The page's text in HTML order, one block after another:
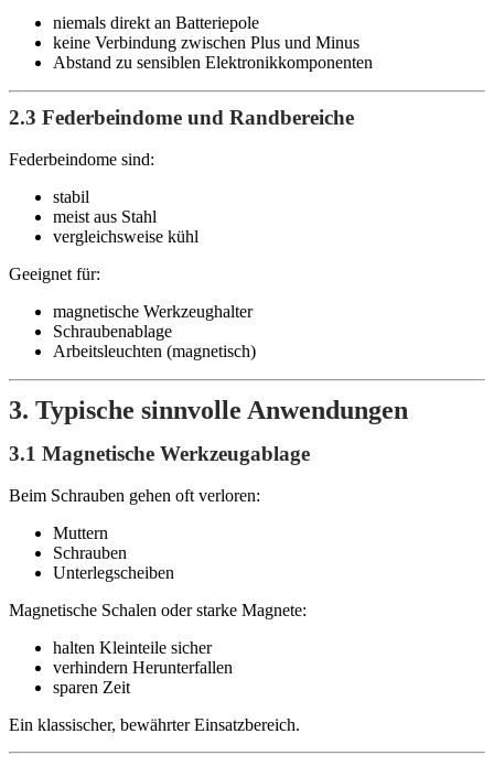
niemals direkt an Batteriepole
keine Verbindung zwischen Plus und Minus
Abstand zu sensiblen Elektronikkomponenten
2.3 Federbeindome und Randbereiche
Federbeindome sind:
stabil
meist aus Stahl
vergleichsweise kühl
Geeignet für:
magnetische Werkzeughalter
Schraubenablage
Arbeitsleuchten (magnetisch)
3. Typische sinnvolle Anwendungen
3.1 Magnetische Werkzeugablage
Beim Schrauben gehen oft verloren:
Muttern
Schrauben
Unterlegscheiben
Magnetische Schalen oder starke Magnete:
halten Kleinteile sicher
verhindern Herunterfallen
sparen Zeit
Ein klassischer, bewährter Einsatzbereich.